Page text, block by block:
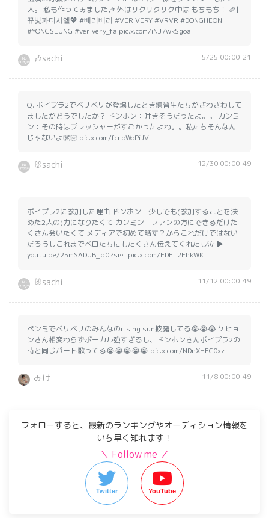
人。 私も作ってみました🎶 外はサクサクサク中は もちもち！ 🥖|
뀨빛파티시엘💖 #베리베리 #VERIVERY #VRVR #DONGHEON
#YONGSEUNG #verivery_fa pic.x.com/iNJ7wkSgoa
🎶sachi 5/25 00:00:21
Q. ボイプラ2でベリベリが登場したとき練習生たちがざわざわして
ましたがどうでしたか？ ドンホン：吐きそうだったよ。。 カンミ
ン：その時はプレッシャーがすごかったよね。。私たちそんなん
じゃないよ👐🏻 pic.x.com/fcrpWoPiJV
🐰sachi 12/30 00:00:49
ボイプラ2に参加した理由 ドンホン 少しでも(参加することを決
めた2人の)力になりたくて カンミン ファンの方にできるだけた
くさん会いたくて メディアで初めて話す？からこれだけではない
だろうしこれまでベロたちにもたくさん伝えてくれたし泣 ▶︎
youtu.be/25mSADUB_q0?si… pic.x.com/EDFL2FhkWK
🐰sachi 11/12 00:00:49
ペンミでベリベリのみんなのrising sun披露してる😭😭😭 ケヒョ
ンさん相変わらずボーカル強すぎるし、ドンホンさんボイプラ2の
時と同じパート歌ってる😭😭😭😭😭 pic.x.com/NDnXHEC0xz
みけ 11/8 00:00:49
フォローすると、最新のランキングやオーディション情報を
いち早く知れます！
＼ Follow me ／
Twitter YouTube